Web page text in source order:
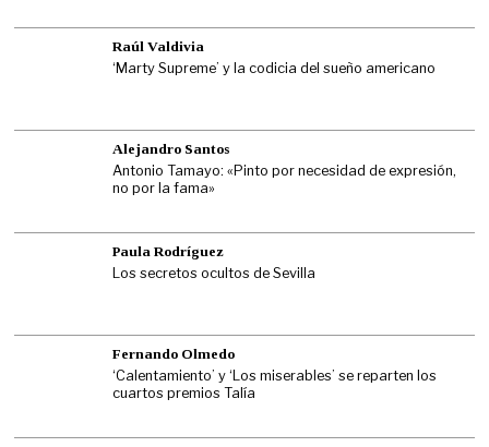
Raúl Valdivia
‘Marty Supreme’ y la codicia del sueño americano
Alejandro Santos
Antonio Tamayo: «Pinto por necesidad de expresión,
no por la fama»
Paula Rodríguez
Los secretos ocultos de Sevilla
Fernando Olmedo
‘Calentamiento’ y ‘Los miserables’ se reparten los
cuartos premios Talía